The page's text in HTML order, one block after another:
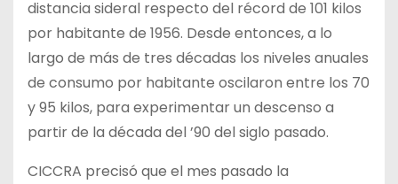
distancia sideral respecto del récord de 101 kilos
por habitante de 1956. Desde entonces, a lo
largo de más de tres décadas los niveles anuales
de consumo por habitante oscilaron entre los 70
y 95 kilos, para experimentar un descenso a
partir de la década del ’90 del siglo pasado.
CICCRA precisó que el mes pasado la